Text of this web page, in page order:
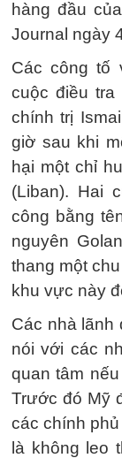
hàng đầu
Journal ngày
Các công tố
cuộc điều
chính trị
giờ sau khi
hại một chỉ
(Liban). Hai
công bằng
nguyên
thang một
khu vực này
Các nhà lãnh
nói với các
quan tâm
Trước đó Mỹ
các chính
là không leo